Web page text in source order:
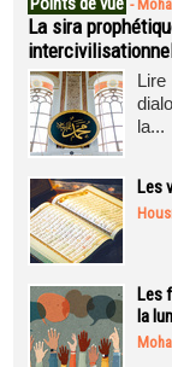
-
La sira
la...
Les
Les
la